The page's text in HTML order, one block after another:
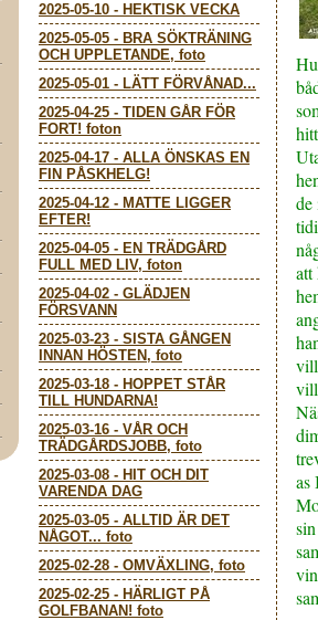
2025-05-10 - HEKTISK VECKA
2025-05-05 - BRA SÖKTRÄNING
OCH UPPLETANDE, foto
2025-05-01 - LÄTT FÖRVÅNAD...
2025-04-25 - TIDEN GÅR FÖR
FORT! foton
2025-04-17 - ALLA ÖNSKAS EN
FIN PÅSKHELG!
2025-04-12 - MATTE LIGGER
EFTER!
2025-04-05 - EN TRÄDGÅRD
FULL MED LIV, foton
2025-04-02 - GLÄDJEN
FÖRSVANN
2025-03-23 - SISTA GÅNGEN
INNAN HÖSTEN, foto
2025-03-18 - HOPPET STÅR
TILL HUNDARNA!
2025-03-16 - VÅR OCH
TRÄDGÅRDSJOBB, foto
2025-03-08 - HIT OCH DIT
VARENDA DAG
2025-03-05 - ALLTID ÄR DET
NÅGOT... foto
2025-02-28 - OMVÄXLING, foto
2025-02-25 - HÄRLIGT PÅ
GOLFBANAN! foto
de
att
as